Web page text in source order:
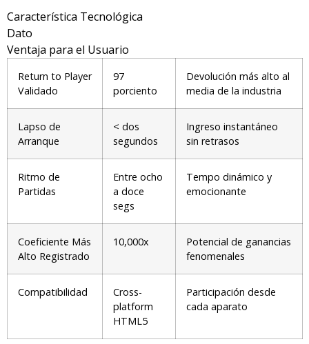
Característica Tecnológica
Dato
Ventaja para el Usuario
Return to Player
Validado
97
porciento
Devolución más alto al
media de la industria
Lapso de
Arranque
< dos
segundos
Ingreso instantáneo
sin retrasos
Ritmo de
Partidas
Entre ocho
a doce
segs
Tempo dinámico y
emocionante
Coeficiente Más
Alto Registrado
10,000x
Potencial de ganancias
fenomenales
Compatibilidad
Cross-
platform
HTML5
Participación desde
cada aparato